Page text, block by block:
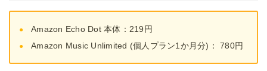
Amazon Echo Dot 本体：219円
Amazon Music Unlimited (個人プラン1か月分)： 780円